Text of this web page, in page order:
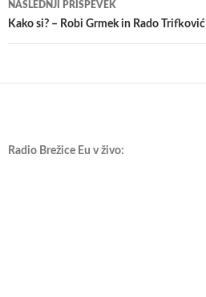
NASLEDNJI PRISPEVEK
Kako si? – Robi Grmek in Rado Trifković
Radio Brežice Eu v živo: